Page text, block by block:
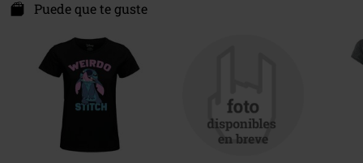
Largo Mangas
Niederwiesenstr. 28
78050 Villingen-Schwenningen
Puede que te guste